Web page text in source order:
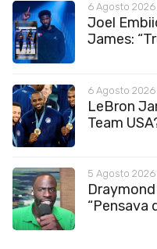
6 Agosto
Joel
James:
6 Agosto
LeBron
Team
5 Agosto
“Pensava